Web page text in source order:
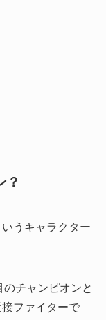
？
うキャラクター
チャンピオンと
ファイターで